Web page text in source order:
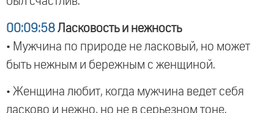
00:09:58 Ласковость и нежность
• Мужчина по природе не ласковый, но может
быть нежным и бережным с женщиной.
• Женщина любит, когда мужчина ведет себя
ласково и нежно, но не в серьезном тоне.